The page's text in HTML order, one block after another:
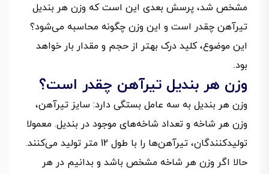
مشخص شد، پرسش بعدی این است که وزن هر بندیل
تیرآهن چقدر است و این وزن چگونه محاسبه می‌شود؟
این موضوع، کلید درک بهتر از حجم و مقدار بار خواهد
بود.
وزن هر بندیل تیرآهن چقدر است؟
وزن هر بندیل به سه عامل بستگی دارد: سایز تیرآهن،
وزن هر شاخه و تعداد شاخه‌های موجود در بندیل. معمولا
تولیدکنندگان، تیرآهن‌ها را با طول 12 متر تولید می‌کنند.
حالا اگر وزن هر شاخه مشخص باشد و بدانیم در هر